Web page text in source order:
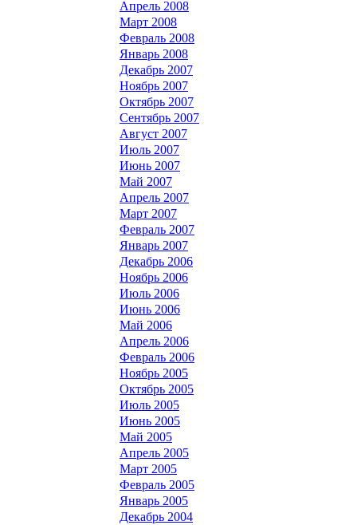
Апрель 2008
Март 2008
Февраль 2008
Январь 2008
Декабрь 2007
Ноябрь 2007
Октябрь 2007
Сентябрь 2007
Август 2007
Июль 2007
Июнь 2007
Май 2007
Апрель 2007
Март 2007
Февраль 2007
Январь 2007
Декабрь 2006
Ноябрь 2006
Июль 2006
Июнь 2006
Май 2006
Апрель 2006
Февраль 2006
Ноябрь 2005
Октябрь 2005
Июль 2005
Июнь 2005
Май 2005
Апрель 2005
Март 2005
Февраль 2005
Январь 2005
Декабрь 2004